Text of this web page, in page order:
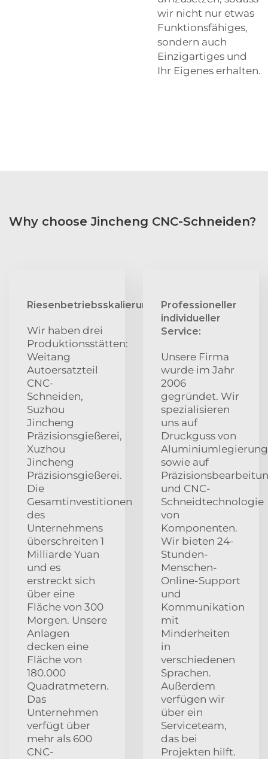
wir nicht nur etwas
Funktionsfähiges,
sondern auch
Einzigartiges und
Ihr Eigenes erhalten.
Why choose Jincheng CNC-Schneiden?
Riesenbetriebsskalierung:
Wir haben drei
Produktionsstätten:
Weitang
Autoersatzteil
CNC-
Schneiden,
Suzhou
Jincheng
Präzisionsgießerei,
Xuzhou
Jincheng
Präzisionsgießerei.
Die
Gesamtinvestitionen
des
Unternehmens
überschreiten 1
Milliarde Yuan
und es
erstreckt sich
über eine
Fläche von 300
Morgen. Unsere
Anlagen
decken eine
Fläche von
180.000
Quadratmetern.
Das
Unternehmen
verfügt über
mehr als 600
CNC-
Professioneller
individueller
Service:
Unsere Firma
wurde im Jahr
2006
gegründet. Wir
spezialisieren
uns auf
Druckguss von
sowie auf
und CNC-
Schneidtechnologie
von
Komponenten.
Wir bieten 24-
Stunden-
Menschen-
Online-Support
und
Kommunikation
mit
Minderheiten
in
verschiedenen
Sprachen.
Außerdem
verfügen wir
über ein
Serviceteam,
das bei
Projekten hilft.